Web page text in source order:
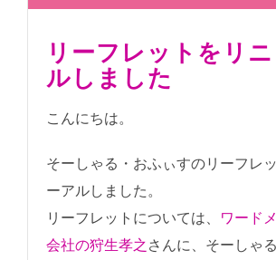
リーフレットをリ
ルしました
こんにちは。
そーしゃる・おふぃすのリーフレ
ーアルしました。
リーフレットについては、 ワード
会社の狩生孝之さんに、そーしゃ